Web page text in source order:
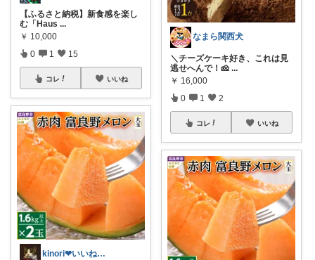
【ふるさと納税】新食感を楽し
む「Haus ...
￥ 10,000
0 1 15
コレ いいね
kinori❤︎いいねご購入感謝です💝
なまら関西犬
＼チーズケーキ好き、これは見
逃せへんで！🧀 ...
￥ 16,000
0 1 2
コレ いいね